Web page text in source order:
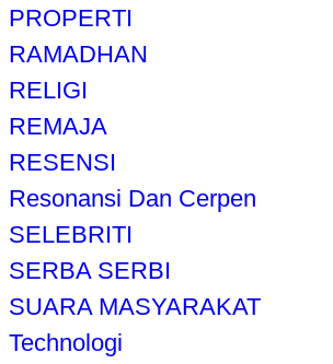
PROPERTI
RAMADHAN
RELIGI
REMAJA
RESENSI
Resonansi Dan Cerpen
SELEBRITI
SERBA SERBI
SUARA MASYARAKAT
Technologi